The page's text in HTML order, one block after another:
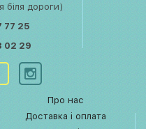
біля дороги)
77 25
02 29
Про нас
Доставка і оплата